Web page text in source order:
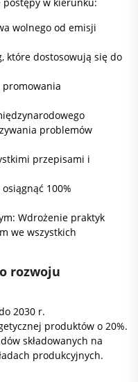
wolnego od emisji
które dostosowują się do
promowania
problemów
przepisami i
100%
Wdrożenie praktyk
we wszystkich
rozwoju
2030 r.
produktów o 20%.
składowanych na
produkcyjnych.